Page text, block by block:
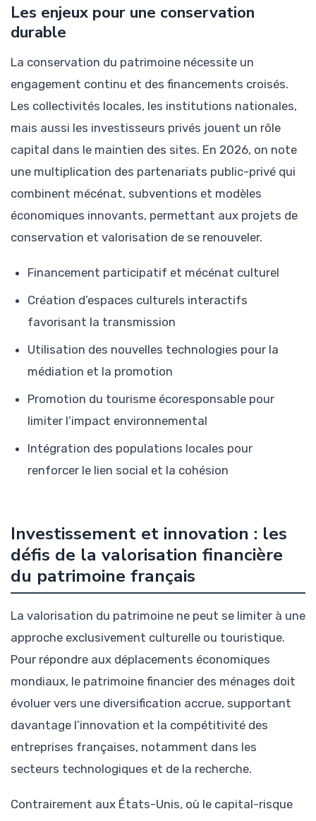
Les enjeux pour une conservation
durable
La conservation du patrimoine nécessite un
engagement continu et des financements croisés.
Les collectivités locales, les institutions nationales,
mais aussi les investisseurs privés jouent un rôle
capital dans le maintien des sites. En 2026, on note
une multiplication des partenariats public-privé qui
combinent mécénat, subventions et modèles
économiques innovants, permettant aux projets de
conservation et valorisation de se renouveler.
Financement participatif et mécénat culturel
Création d’espaces culturels interactifs
favorisant la transmission
Utilisation des nouvelles technologies pour la
médiation et la promotion
Promotion du tourisme écoresponsable pour
limiter l’impact environnemental
Intégration des populations locales pour
renforcer le lien social et la cohésion
Investissement et innovation : les
défis de la valorisation financière
du patrimoine français
La valorisation du patrimoine ne peut se limiter à une
approche exclusivement culturelle ou touristique.
Pour répondre aux déplacements économiques
mondiaux, le patrimoine financier des ménages doit
évoluer vers une diversification accrue, supportant
davantage l’innovation et la compétitivité des
entreprises françaises, notamment dans les
secteurs technologiques et de la recherche.
Contrairement aux États-Unis, où le capital-risque